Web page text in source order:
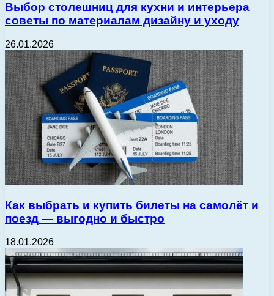
Выбор столешниц для кухни и интерьера
советы по материалам дизайну и уходу
26.01.2026
Как выбрать и купить билеты на самолёт и
поезд — выгодно и быстро
18.01.2026